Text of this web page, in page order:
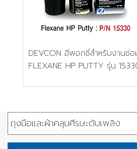
DEVCON อีพอกซี่สำหรับงานซ่อ
FLEXANE HP PUTTY รุ่น